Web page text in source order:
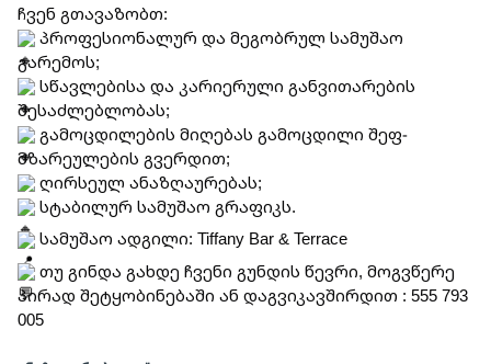
ჩვენ გთავაზობთ:
პროფესიონალურ და მეგობრულ სამუშაო
გარემოს;
სწავლებისა და კარიერული განვითარების
შესაძლებლობას;
გამოცდილების მიღებას გამოცდილი შეფ-
მზარეულების გვერდით;
ღირსეულ ანაზღაურებას;
სტაბილურ სამუშაო გრაფიკს.
სამუშაო ადგილი: Tiffany Bar & Terrace
თუ გინდა გახდე ჩვენი გუნდის წევრი, მოგვწერე
პირად შეტყობინებაში ან დაგვიკავშირდით : 555 793
005